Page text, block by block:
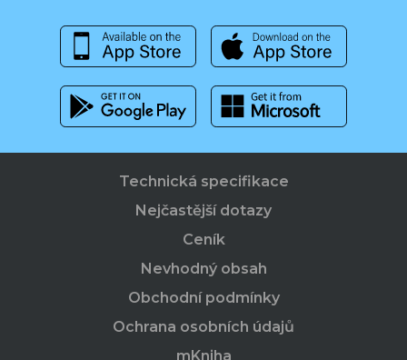
Technická specifikace
Nejčastější dotazy
Ceník
Nevhodný obsah
Obchodní podmínky
Ochrana osobních údajů
mKniha